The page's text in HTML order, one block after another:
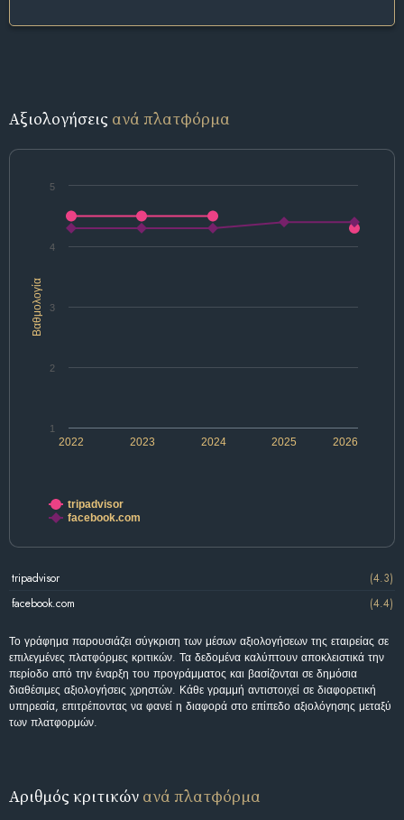
Αξιολογήσεις ανά πλατφόρμα
Βαθμολογία
2022 2024 2026
2023 2025
1
2
3
4
5
tripadvisor
facebook.com
tripadvisor
(4.3)
facebook.com
(4.4)
Το γράφημα παρουσιάζει σύγκριση των μέσων αξιολογήσεων της εταιρείας σε
επιλεγμένες πλατφόρμες κριτικών. Τα δεδομένα καλύπτουν αποκλειστικά την
περίοδο από την έναρξη του προγράμματος και βασίζονται σε δημόσια
διαθέσιμες αξιολογήσεις χρηστών. Κάθε γραμμή αντιστοιχεί σε διαφορετική
υπηρεσία, επιτρέποντας να φανεί η διαφορά στο επίπεδο αξιολόγησης μεταξύ
των πλατφορμών.
Αριθμός κριτικών ανά πλατφόρμα